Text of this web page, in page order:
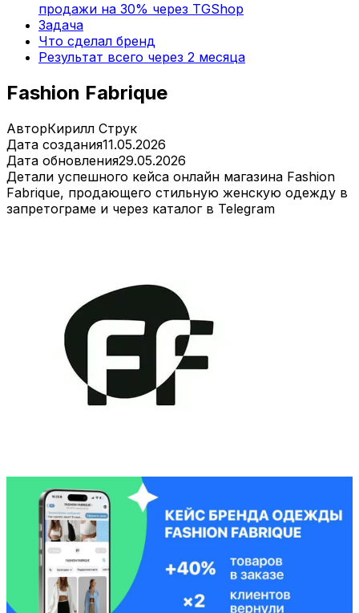
продажи на 30% через TGShop
Задача
Что сделал бренд
Результат всего через 2 месяца
Fashion Fabrique
АвторКирилл Струк
Дата создания11.05.2026
Дата обновления29.05.2026
Детали успешного кейса онлайн магазина Fashion
Fabrique, продающего стильную женскую одежду в
запретограме и через каталог в Telegram